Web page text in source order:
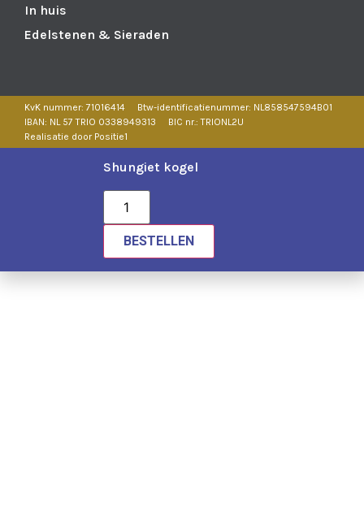
In huis
Edelstenen & Sieraden
KvK nummer: 71016414
Btw-identificatienummer: NL858547594B01
IBAN: NL 57 TRIO 0338949313
BIC nr.: TRIONL2U
Realisatie door Positie1
Shungiet kogel
BESTELLEN